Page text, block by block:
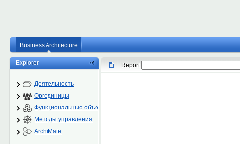
Business Architecture
Explorer
Деятельность
Оргединицы
Функциональные объекты
Методы управления
ArchiMate
Report